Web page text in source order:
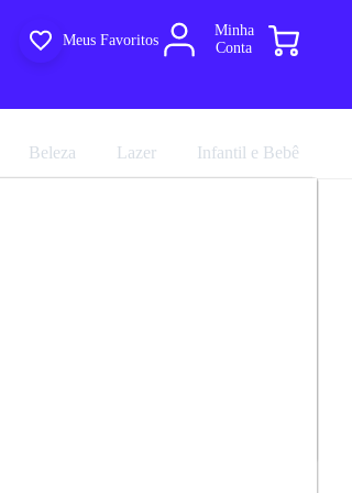
Meus Favoritos
Minha
Conta
Beleza Lazer Infantil e Bebê